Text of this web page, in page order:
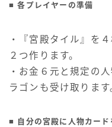
■ 各プレイヤーの準備
・『宮殿タイル』を
２つ作ります。
・お金６元と規定の
ラゴンも受け取ります
■ 自分の宮殿に人物カード